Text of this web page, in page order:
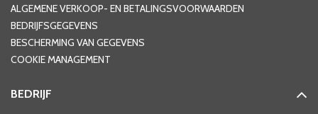
ALGEMENE VERKOOP- EN BETALINGSVOORWAARDEN
BEDRIJFSGEGEVENS
BESCHERMING VAN GEGEVENS
COOKIE MANAGEMENT
BEDRIJF